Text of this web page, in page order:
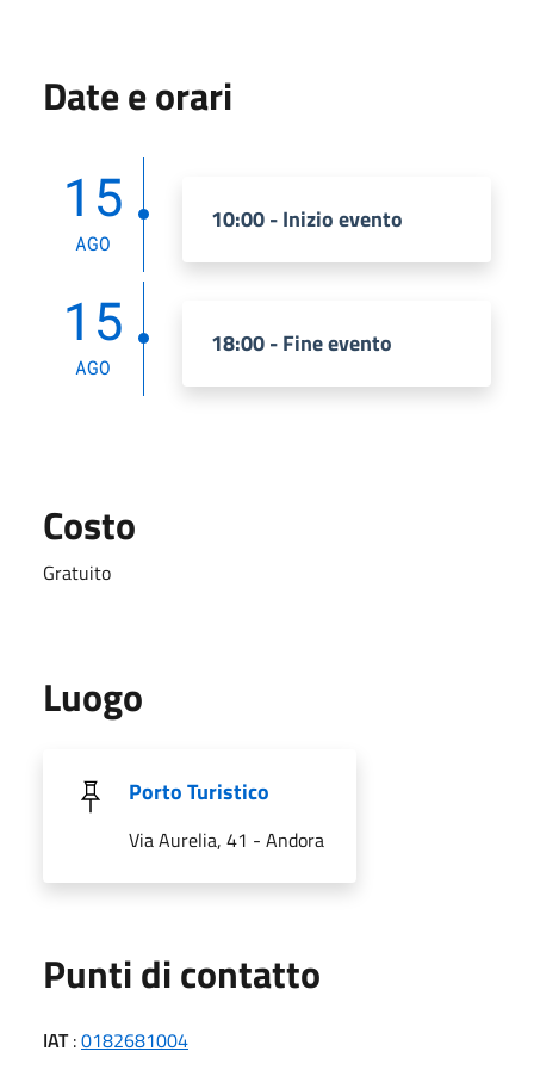
Date e orari
15
AGO
10:00 - Inizio evento
15
AGO
18:00 - Fine evento
Costo
Gratuito
Luogo
Porto Turistico
Via Aurelia, 41 - Andora
Punti di contatto
IAT:0182681004